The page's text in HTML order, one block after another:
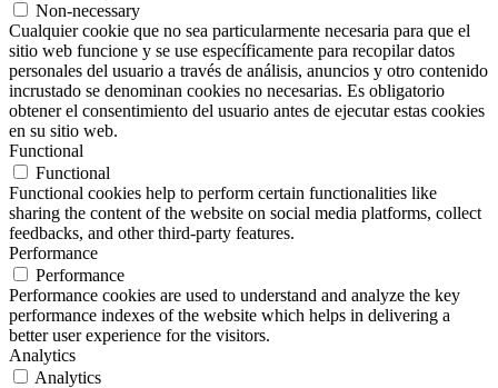
Non-necessary
Cualquier cookie que no sea particularmente necesaria para que el
sitio web funcione y se use específicamente para recopilar datos
personales del usuario a través de análisis, anuncios y otro contenido
incrustado se denominan cookies no necesarias. Es obligatorio
obtener el consentimiento del usuario antes de ejecutar estas cookies
en su sitio web.
Functional
Functional
Functional cookies help to perform certain functionalities like
sharing the content of the website on social media platforms, collect
feedbacks, and other third-party features.
Performance
Performance
Performance cookies are used to understand and analyze the key
performance indexes of the website which helps in delivering a
better user experience for the visitors.
Analytics
Analytics